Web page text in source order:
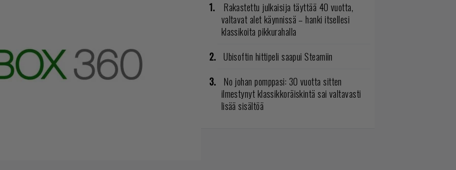
Rakastettu julkaisija täyttää 40 vuotta,
valtavat alet käynnissä – hanki itsellesi
klassikoita pikkurahalla
Ubisoftin hittipeli saapui Steamiin
No johan pomppasi: 30 vuotta sitten
ilmestynyt klassikkoräiskintä sai valtavasti
lisää sisältöä